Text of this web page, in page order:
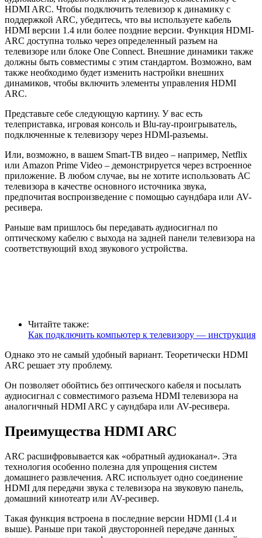
HDMI ARC. Чтобы подключить телевизор к динамику с
поддержкой ARC, убедитесь, что вы используете кабель
HDMI версии 1.4 или более поздние версии. Функция HDMI-
ARC доступна только через определенный разъем на
телевизоре или блоке One Connect. Внешние динамики также
должны быть совместимы с этим стандартом. Возможно, вам
также необходимо будет изменить настройки внешних
динамиков, чтобы включить элементы управления HDMI
ARC.
Представьте себе следующую картину. У вас есть
телеприставка, игровая консоль и Blu-ray-проигрыватель,
подключенные к телевизору через HDMI-разъемы.
Или, возможно, в вашем Smart-ТВ видео – например, Netflix
или Amazon Prime Video – демонстрируется через встроенное
приложение. В любом случае, вы не хотите использовать АС
телевизора в качестве основного источника звука,
предпочитая воспроизведение с помощью саундбара или AV-
ресивера.
Раньше вам пришлось бы передавать аудиосигнал по
оптическому кабелю с выхода на задней панели телевизора на
соответствующий вход звукового устройства.
Читайте также:
Как подключить компьютер к телевизору — инструкция
Однако это не самый удобный вариант. Теоретически HDMI
ARC решает эту проблему.
Он позволяет обойтись без оптического кабеля и посылать
аудиосигнал с совместимого разъема HDMI телевизора на
аналогичный HDMI ARC у саундбара или AV-ресивера.
Преимущества HDMI ARC
ARC расшифровывается как «обратный аудиоканал». Эта
технология особенно полезна для упрощения систем
домашнего развлечения. ARC использует одно соединение
HDMI для передачи звука с телевизора на звуковую панель,
домашний кинотеатр или AV-ресивер.
Такая функция встроена в последние версии HDMI (1.4 и
выше). Раньше при такой двусторонней передаче данных